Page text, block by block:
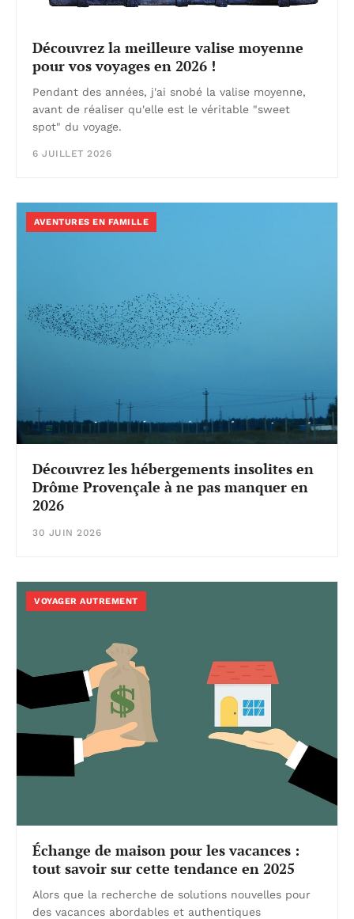
Découvrez la meilleure valise moyenne
pour vos voyages en 2026 !
Pendant des années, j'ai snobé la valise moyenne,
avant de réaliser qu'elle est le véritable "sweet
spot" du voyage.
6 JUILLET 2026
AVENTURES EN FAMILLE
Découvrez les hébergements insolites en
Drôme Provençale à ne pas manquer en
2026
30 JUIN 2026
VOYAGER AUTREMENT
Échange de maison pour les vacances :
tout savoir sur cette tendance en 2025
Alors que la recherche de solutions nouvelles pour
des vacances abordables et authentiques